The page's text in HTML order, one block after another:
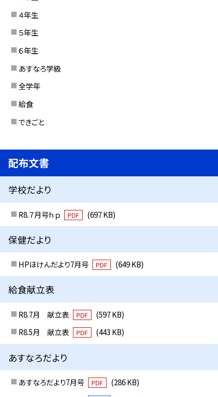
４年生
５年生
６年生
あすなろ学級
全学年
給食
できごと
配布文書
学校だより
R8.７月号ｈｐ PDF (697 KB)
保健だより
HPほけんだより7月号 PDF (649 KB)
給食献立表
R8.7月 献立表 PDF
(597 KB)
R8.5月 献立表
PDF (443 KB)
あすなろだより
あすなろだより7月号 PDF
(286 KB)